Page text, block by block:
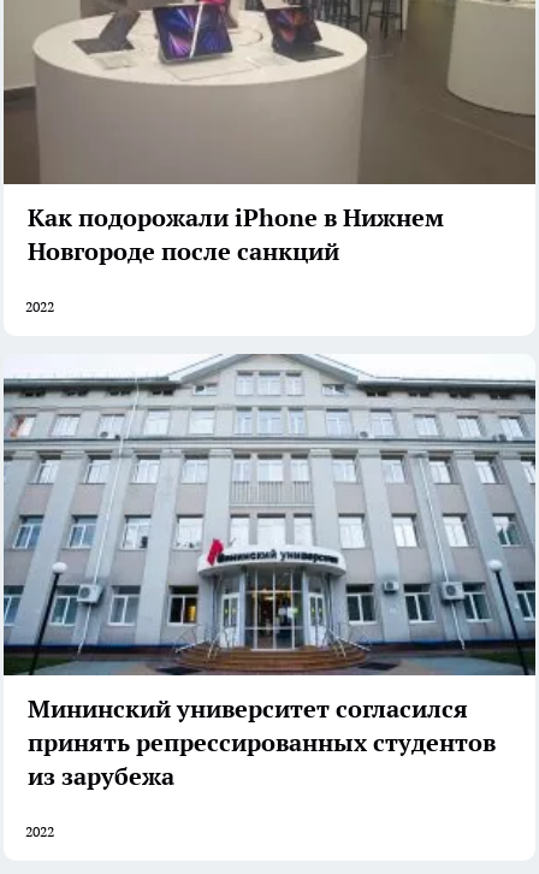
Как подорожали iPhone в Нижнем
Новгороде после санкций
2022
Мининский университет согласился
принять репрессированных студентов
из зарубежа
2022